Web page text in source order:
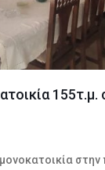
155τ.μ.
στην